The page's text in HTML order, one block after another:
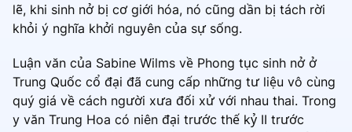
lẽ, khi sinh nở bị cơ giới hóa, nó cũng dần bị tách rời
khỏi ý nghĩa khởi nguyên của sự sống.
Luận văn của Sabine Wilms về Phong tục sinh nở ở
Trung Quốc cổ đại đã cung cấp những tư liệu vô cùng
quý giá về cách người xưa đối xử với nhau thai. Trong
y văn Trung Hoa có niên đại trước thế kỷ II trước